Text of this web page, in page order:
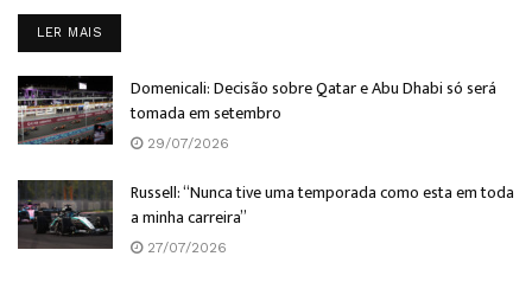
LER MAIS
Domenicali: Decisão sobre Qatar e Abu Dhabi só será
tomada em setembro
29/07/2026
Russell: “Nunca tive uma temporada como esta em toda
a minha carreira”
27/07/2026